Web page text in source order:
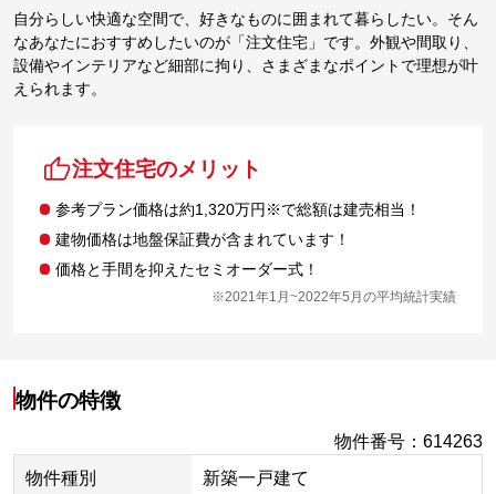
自分らしい快適な空間で、好きなものに囲まれて暮らしたい。そん
なあなたにおすすめしたいのが「注文住宅」です。外観や間取り、
設備やインテリアなど細部に拘り、さまざまなポイントで理想が叶
えられます。
注文住宅のメリット
参考プラン価格は約1,320万円※で総額は建売相当！
建物価格は地盤保証費が含まれています！
価格と手間を抑えたセミオーダー式！
※2021年1月~2022年5月の平均統計実績
物件の特徴
物件番号 ：614263
物件種別
新築一戸建て